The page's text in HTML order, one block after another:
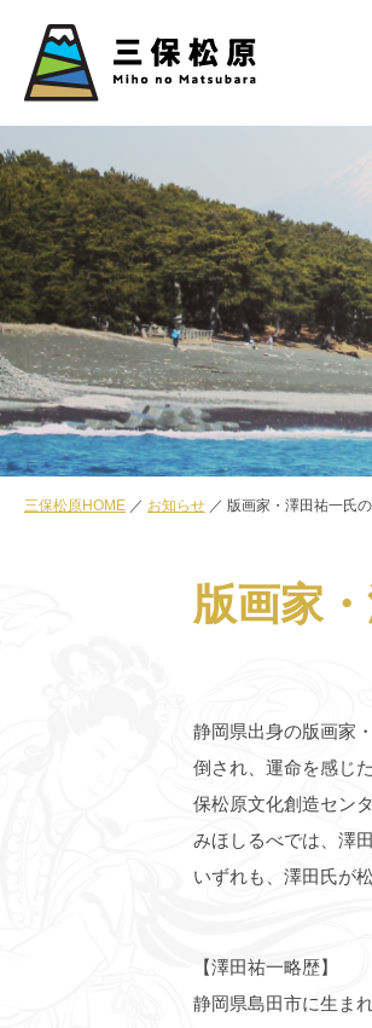
三保松原HOME お知らせ 版画家・澤田祐一氏
版画家
静岡県出身の版画家
倒され、運命を感じ
保松原文化創造セン
みほしるべでは、澤
いずれも、澤田氏が
【澤田祐一略歴】
静岡県島田市に生ま